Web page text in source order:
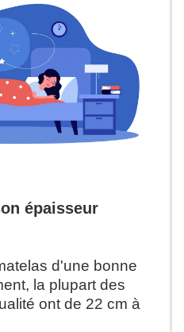
épaisseur
d'une bonne
la plupart des
ont de 22 cm à